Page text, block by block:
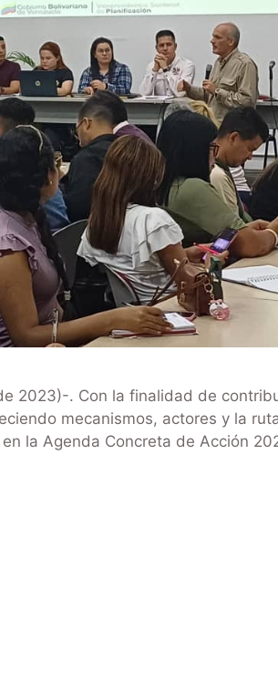
2023)-. Con la finalidad de
mecanismos, actores y la
la Agenda Concreta de Acción